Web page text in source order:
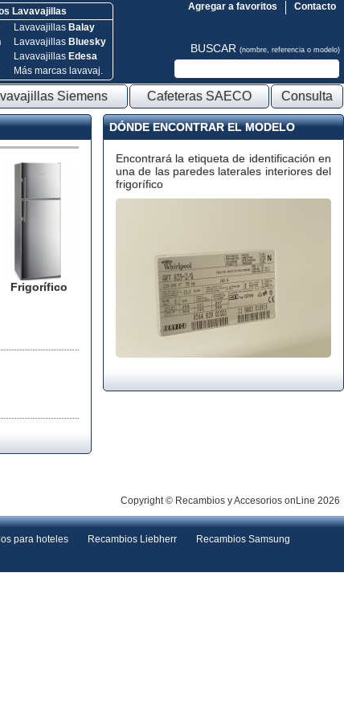
Lavavajillas
Lavavajillas Balay
Lavavajillas Bluesky
Lavavajillas Edesa
Más marcas lavavaj.
Contacto
Agregar a favoritos
BUSCAR (nombre, referencia o modelo)
Siemens Cafeteras SAECO Consulta
Frigorífico
DÓNDE ENCONTRAR EL MODELO
Encontrará la etiqueta de identificación en
una de las paredes laterales interiores del
frigorífico
Copyright © Recambios y Accesorios onLine 2026
para hoteles Recambios Liebherr
Recambios Samsung